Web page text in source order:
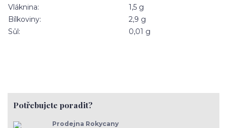
Vláknina:
1,5 g
Bílkoviny:
2,9 g
Sůl:
0,01 g
Potřebujete poradit?
Prodejna Rokycany